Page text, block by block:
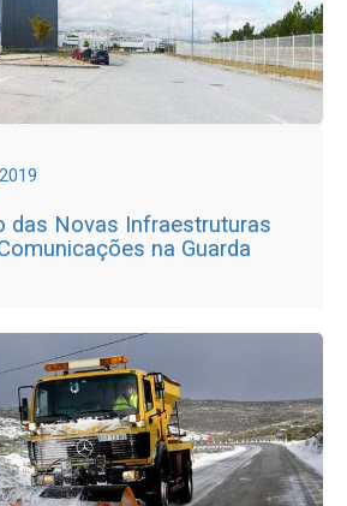
das Novas Infraestruturas
na Guarda